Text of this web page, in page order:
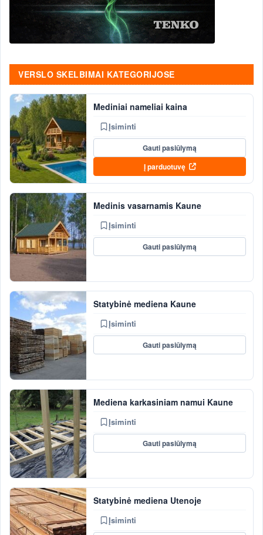
VERSLO SKELBIMAI KATEGORIJOSE
Mediniai nameliai kaina
Įsiminti
Gauti pasiūlymą
Į parduotuvę
Medinis vasarnamis Kaune
Įsiminti
Gauti pasiūlymą
Statybinė mediena Kaune
Įsiminti
Gauti pasiūlymą
Mediena karkasiniam namui Kaune
Įsiminti
Gauti pasiūlymą
Statybinė mediena Utenoje
Įsiminti